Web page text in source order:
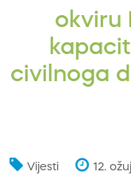
okviru
civilnoga
Vijesti 12.